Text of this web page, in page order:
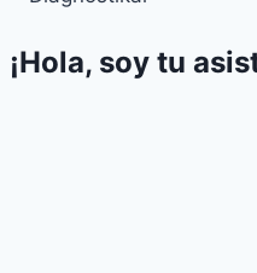
¡Hola, soy tu